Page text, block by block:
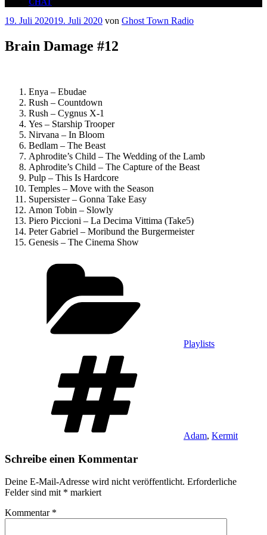
CHAT
Veröffentlicht
19. Juli 202019. Juli 2020 von Ghost Town Radio
Brain Damage #12
Enya – Ebudae
Rush – Countdown
Rush – Cygnus X-1
Yes – Starship Trooper
Nirvana – In Bloom
Bedlam – The Beast
Aphrodite’s Child – The Wedding of the Lamb
Aphrodite’s Child – The Capture of the Beast
Pulp – This Is Hardcore
Temples – Move with the Season
Supersister – Gonna Take Easy
Amon Tobin – Slowly
Piero Piccioni – La Decima Vittima (Take5)
Peter Gabriel – Moribund the Burgermeister
Genesis – The Cinema Show
Playlists
Adam, Kermit
Schreibe einen Kommentar
Deine E-Mail-Adresse wird nicht veröffentlicht. Erforderliche
Felder sind mit * markiert
Kommentar *